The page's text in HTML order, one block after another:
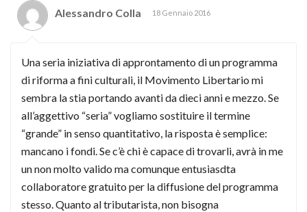
Alessandro Colla 18 Gennaio 2016
Una seria iniziativa di approntamento di un programma
di riforma a fini culturali, il Movimento Libertario mi
sembra la stia portando avanti da dieci anni e mezzo. Se
all’aggettivo “seria” vogliamo sostituire il termine
“grande” in senso quantitativo, la risposta è semplice:
mancano i fondi. Se c’è chi è capace di trovarli, avrà in me
un non molto valido ma comunque entusiasdta
collaboratore gratuito per la diffusione del programma
stesso. Quanto al tributarista, non bisogna